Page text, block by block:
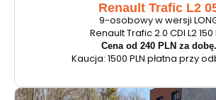
Renault Trafic L2
9-osobowy w wersji
Renault Trafic 2.0 CDI L2 150
Cena od 240 PLN za dobę.
Kaucja: 1500 PLN płatna przy